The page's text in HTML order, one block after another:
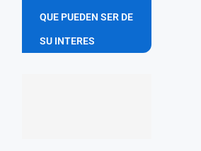
QUE PUEDEN SER DE
SU INTERES